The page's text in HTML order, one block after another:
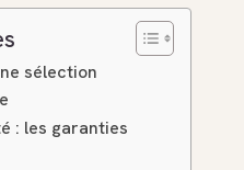
sélection
: les garanties